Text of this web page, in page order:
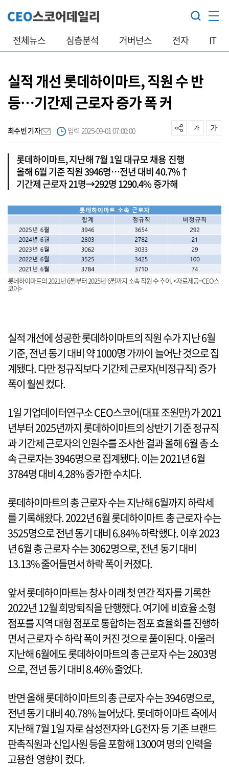
전체뉴스 심층분석 거버넌스 전자 IT
실적 개선 롯데하이마트, 직원 수 반
등…기간제 근로자 증가 폭 커
최수빈 기자 입력 2025-09-01 07:00:00
롯데하이마트, 지난해 7월 1일 대규모 채용 진행
올해 6월 기준 직원 3946명…전년 대비 40.7%↑
기간제 근로자 21명→292명 1290.4% 증가해
롯데하이마트의 2021년 6월부터 2025년 6월까지 소속 직원 수 추이. <자료제공=CEO스
코어>
실적 개선에 성공한 롯데하이마트의 직원 수가 지난 6월
기준, 전년 동기 대비 약 1000명 가까이 늘어난 것으로 집
계됐다. 다만 정규직보다 기간제 근로자(비정규직) 증가
폭이 훨씬 컸다.
1일 기업데이터연구소 CEO스코어(대표 조원만)가 2021
년부터 2025년까지 롯데하이마트의 상반기 기준 정규직
과 기간제 근로자의 인원수를 조사한 결과 올해 6월 총 소
속 근로자는 3946명으로 집계됐다. 이는 2021년 6월
3784명 대비 4.28% 증가한 수치다.
롯데하이마트의 총 근로자 수는 지난해 6월까지 하락세
를 기록해왔다. 2022년 6월 롯데하이마트 총 근로자 수는
3525명으로 전년 동기 대비 6.84% 하락했다. 이후 2023
년 6월 총 근로자 수는 3062명으로, 전년 동기 대비
13.13% 줄어들면서 하락 폭이 커졌다.
앞서 롯데하이마트는 창사 이래 첫 연간 적자를 기록한
2022년 12월 희망퇴직을 단행했다. 여기에 비효율 소형
점포를 지역 대형 점포로 통합하는 점포 효율화를 진행하
면서 근로자 수 하락 폭이 커진 것으로 풀이된다. 아울러
지난해 6월에도 롯데하이마트의 총 근로자 수는 2803명
으로, 전년 동기 대비 8.46% 줄었다.
반면 올해 롯데하이마트의 총 근로자 수는 3946명으로,
전년 동기 대비 40.78% 늘어났다. 롯데하이마트 측에서
지난해 7월 1일 자로 삼성전자와 LG전자 등 기존 브랜드
판촉직원과 신입사원 등을 포함해 1300여 명의 인력을
고용한 영향이 컸다.